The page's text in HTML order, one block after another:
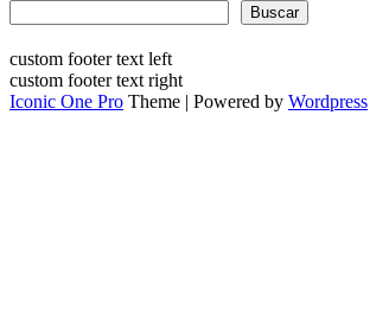
Buscar
custom footer text left
custom footer text right
Iconic One Pro Theme | Powered by Wordpress